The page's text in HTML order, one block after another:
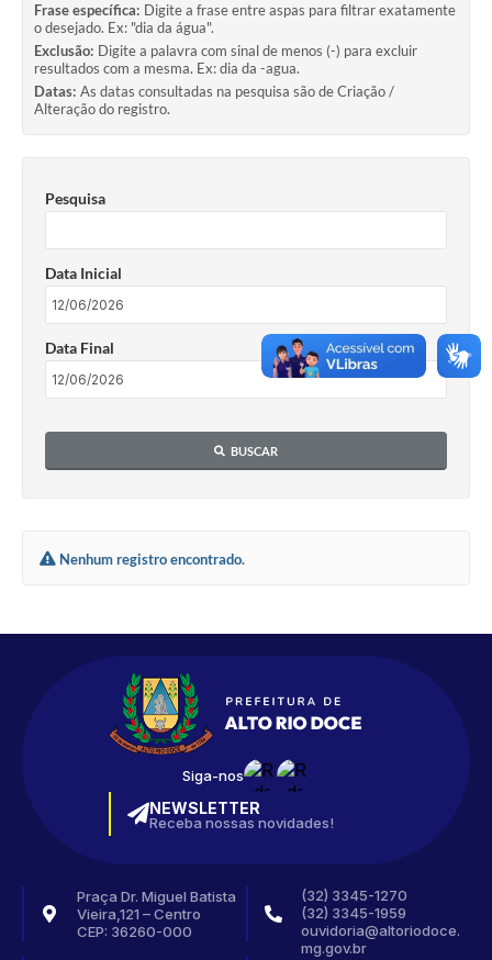
Frase específica: Digite a frase entre aspas para filtrar exatamente
o desejado. Ex: "dia da água".
Exclusão: Digite a palavra com sinal de menos (-) para excluir
resultados com a mesma. Ex: dia da -agua.
Datas: As datas consultadas na pesquisa são de Criação /
Alteração do registro.
Pesquisa
Data Inicial
Data Final
BUSCAR
Nenhum registro encontrado.
Praça Dr. Miguel Batista
Vieira,121 – Centro
CEP: 36260-000
(32) 3345-1270
(32) 3345-1959
ouvidoria@altoriodoce.
mg.gov.br
Siga-nos
NEWSLETTER
Receba nossas novidades!